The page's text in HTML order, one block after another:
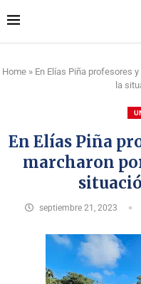
Home » En Elías Piña profesores
la
En Elías Piña
marcharon
septiembre 21, 2023